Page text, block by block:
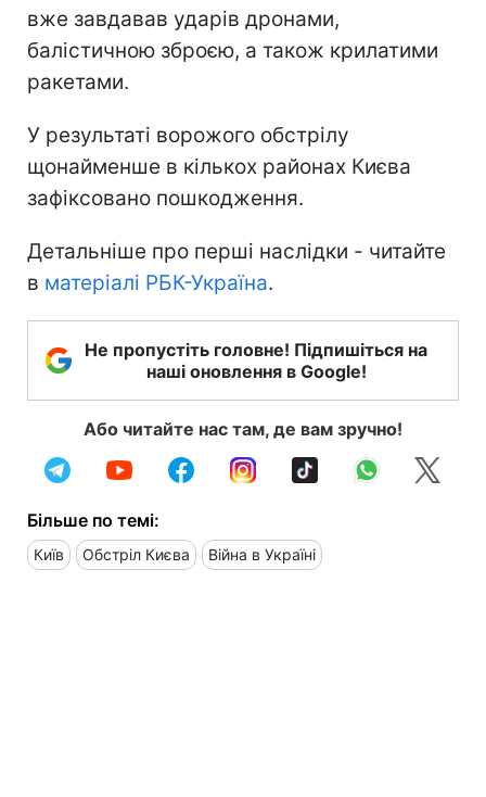
вже завдавав ударів дронами,
балістичною зброєю, а також крилатими
ракетами.
У результаті ворожого обстрілу
щонайменше в кількох районах Києва
зафіксовано пошкодження.
Детальніше про перші наслідки - читайте
в матеріалі РБК-Україна.
Не пропустіть головне! Підпишіться на
наші оновлення в Google!
Або читайте нас там, де вам зручно!
Більше по темі:
Київ Обстріл Києва Війна в Україні